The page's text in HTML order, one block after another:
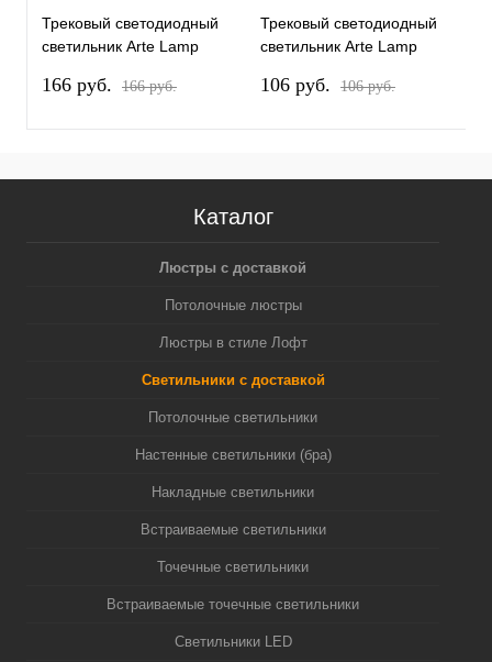
Трековый светодиодный
светильник Arte Lamp
166 pуб. 166 pуб.
Трековый светодиодный
светильник Arte Lamp
106 pуб. 106 pуб.
Каталог
Люстры с доставкой
Потолочные люстры
Люстры в стиле Лофт
Светильники с доставкой
Потолочные светильники
Настенные светильники (бра)
Накладные светильники
Встраиваемые светильники
Точечные светильники
Встраиваемые точечные светильники
Светильники LED